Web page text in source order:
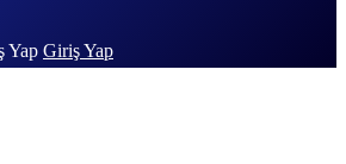
Yap Giriş Yap